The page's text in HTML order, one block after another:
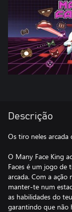
Descrição
Os tiro neles
O Many Face King
Faces é um jogo de
arcada. Com a ação
manter-te num
as habilidades do
garantindo que não